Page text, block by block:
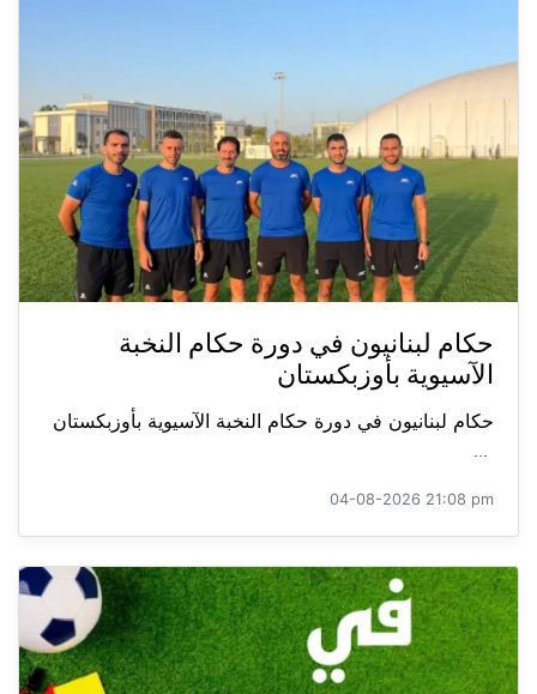
حكام لبنانيون في دورة حكام النخبة
الآسيوية بأوزبكستان
حكام لبنانيون في دورة حكام النخبة الآسيوية بأوزبكستان
...
04-08-2026 21:08 pm